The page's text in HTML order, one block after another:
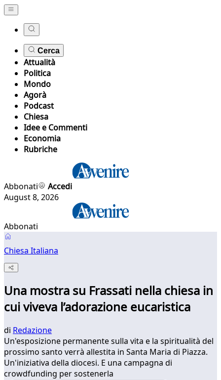
Cerca
Attualità
Politica
Mondo
Agorà
Podcast
Chiesa
Idee e Commenti
Economia
Rubriche
Abbonati
Accedi
August 8, 2026
Abbonati
Chiesa Italiana
Una mostra su Frassati nella chiesa in
cui viveva l’adorazione eucaristica
di Redazione
Un'esposizione permanente sulla vita e la spiritualità del
prossimo santo verrà allestita in Santa Maria di Piazza.
Un'iniziativa della diocesi. E una campagna di
crowdfunding per sostenerla